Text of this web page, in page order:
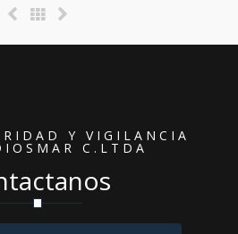
Y VIGILANCIA
C.LTDA